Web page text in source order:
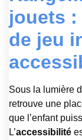
jouets :
de jeu
Sous la lumière
retrouve une
que l’enfant
L’accessibilité